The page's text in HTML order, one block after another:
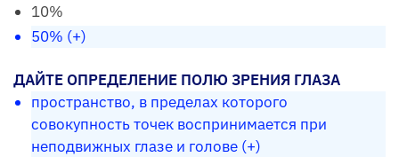
10%
50% (+)
ДАЙТЕ ОПРЕДЕЛЕНИЕ ПОЛЮ ЗРЕНИЯ ГЛАЗА
пространство, в пределах которого
совокупность точек воспринимается при
неподвижных глазе и голове (+)